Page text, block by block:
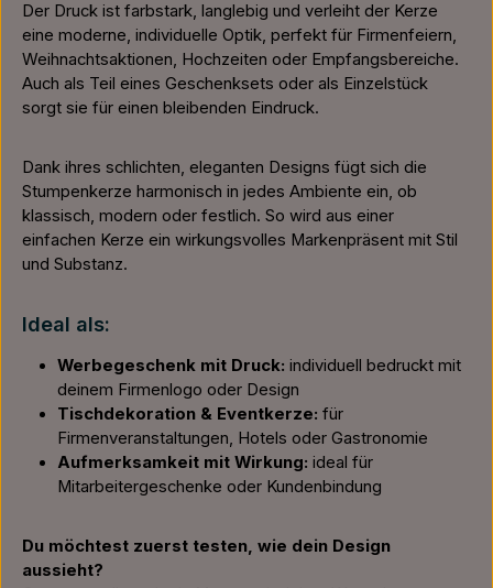
Der Druck ist farbstark, langlebig und verleiht der Kerze
eine moderne, individuelle Optik, perfekt für Firmenfeiern,
Weihnachtsaktionen, Hochzeiten oder Empfangsbereiche.
Auch als Teil eines Geschenksets oder als Einzelstück
sorgt sie für einen bleibenden Eindruck.
Dank ihres schlichten, eleganten Designs fügt sich die
Stumpenkerze harmonisch in jedes Ambiente ein, ob
klassisch, modern oder festlich. So wird aus einer
einfachen Kerze ein wirkungsvolles Markenpräsent mit Stil
und Substanz.
Ideal als:
Werbegeschenk mit Druck: individuell bedruckt mit
deinem Firmenlogo oder Design
Tischdekoration & Eventkerze: für
Firmenveranstaltungen, Hotels oder Gastronomie
Aufmerksamkeit mit Wirkung: ideal für
Mitarbeitergeschenke oder Kundenbindung
Du möchtest zuerst testen, wie dein Design
aussieht?